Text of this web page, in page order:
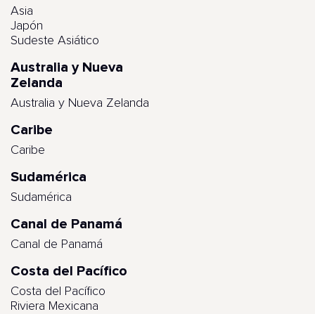
Asia
Japón
Sudeste Asiático
Australia y Nueva
Zelanda
Australia y Nueva Zelanda
Caribe
Caribe
Sudamérica
Sudamérica
Canal de Panamá
Canal de Panamá
Costa del Pacífico
Costa del Pacífico
Riviera Mexicana